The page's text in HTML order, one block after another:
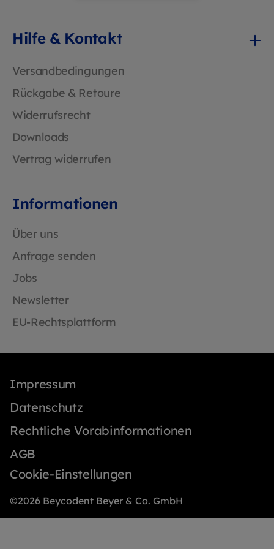
auf eine professionelle, langlebige und
Dokumentenkartei legen.
Hilfe & Kontakt
Versandbedingungen
Rückgabe & Retoure
Widerrufsrecht
Downloads
Vertrag widerrufen
Informationen
Über uns
Anfrage senden
Jobs
Newsletter
EU-Rechtsplattform
Impressum
Datenschutz
Rechtliche Vorabinformationen
AGB
Cookie-Einstellungen
©2026 Beycodent Beyer & Co. GmbH